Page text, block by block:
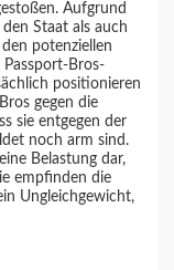
Aufgrund
Staat als auch
potenziellen
Passport-Bros-
positionieren
gegen die
sie entgegen der
noch arm sind.
Belastung dar,
empfinden die
Ungleichgewicht,